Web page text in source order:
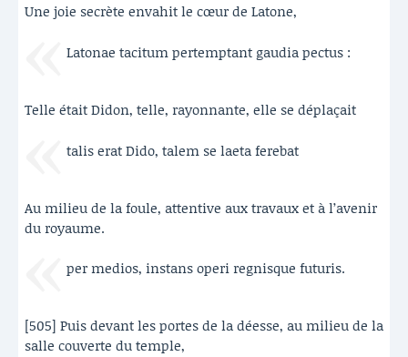
Une joie secrète envahit le cœur de Latone,
Latonae tacitum pertemptant gaudia pectus :
Telle était Didon, telle, rayonnante, elle se déplaçait
talis erat Dido, talem se laeta ferebat
Au milieu de la foule, attentive aux travaux et à l’avenir
du royaume.
per medios, instans operi regnisque futuris.
[505] Puis devant les portes de la déesse, au milieu de la
salle couverte du temple,